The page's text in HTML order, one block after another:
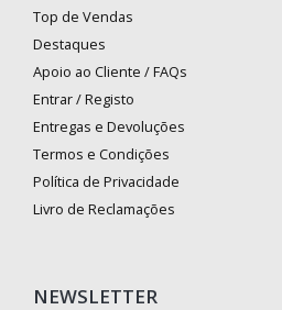
Top de Vendas
Destaques
Apoio ao Cliente / FAQs
Entrar / Registo
Entregas e Devoluções
Termos e Condições
Política de Privacidade
Livro de Reclamações
NEWSLETTER